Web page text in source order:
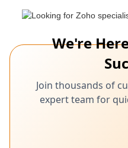
We're
Join thousands of
expert team for